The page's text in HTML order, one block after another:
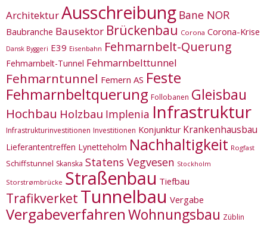
ArchitekturAusschreibung Bane NOR
Baubranche Bausektor Brückenbau Corona Corona-Krise
Dansk Byggeri E39 Eisenbahn Fehmarnbelt-Querung
Fehmarnbelt-Tunnel Fehmarnbelttunnel
Fehmarntunnel Femern AS Feste
Fehmarnbeltquerung Follobanen Gleisbau
Hochbau Holzbau Implenia Infrastruktur
Infrastrukturinvestitionen Investitionen Konjunktur Krankenhausbau
Lieferantentreffen Lynetteholm Nachhaltigkeit Rogfast
Schiffstunnel Skanska Statens Vegvesen Stockholm
Storstrømbrücke Straßenbau Tiefbau
Trafikverket Tunnelbau Vergabe
VergabeverfahrenWohnungsbau Züblin